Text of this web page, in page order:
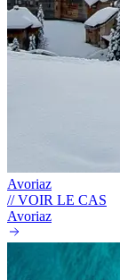
Avoriaz
// VOIR LE CAS
Avoriaz